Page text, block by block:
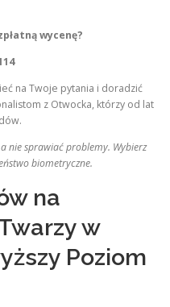
wycenę?
na Twoje pytania i doradzić
z Otwocka, którzy od lat
nie sprawiać problemy. Wybierz
biometryczne.
na
w
Poziom